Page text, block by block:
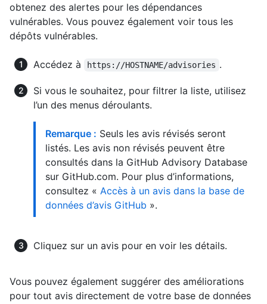
obtenez des alertes pour les dépendances
vulnérables. Vous pouvez également voir tous les
dépôts vulnérables.
Accédez à https://HOSTNAME/advisories .
Si vous le souhaitez, pour filtrer la liste, utilisez
l’un des menus déroulants.
Remarque : Seuls les avis révisés seront
listés. Les avis non révisés peuvent être
consultés dans la GitHub Advisory Database
sur GitHub.com. Pour plus d’informations,
consultez « Accès à un avis dans la base de
données d’avis GitHub ».
Cliquez sur un avis pour en voir les détails.
Vous pouvez également suggérer des améliorations
pour tout avis directement de votre base de données